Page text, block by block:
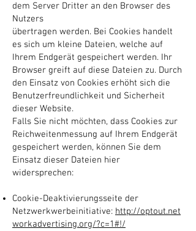
dem Server Dritter an den Browser des
Nutzers
übertragen werden. Bei Cookies handelt
es sich um kleine Dateien, welche auf
Ihrem Endgerät gespeichert werden. Ihr
Browser greift auf diese Dateien zu. Durch
den Einsatz von Cookies erhöht sich die
Benutzerfreundlichkeit und Sicherheit
dieser Website.
Falls Sie nicht möchten, dass Cookies zur
Reichweitenmessung auf Ihrem Endgerät
gespeichert werden, können Sie dem
Einsatz dieser Dateien hier
widersprechen:
Cookie-Deaktivierungsseite der
Netzwerkwerbeinitiative: http://optout.net
workadvertising.org/?c=1#!/